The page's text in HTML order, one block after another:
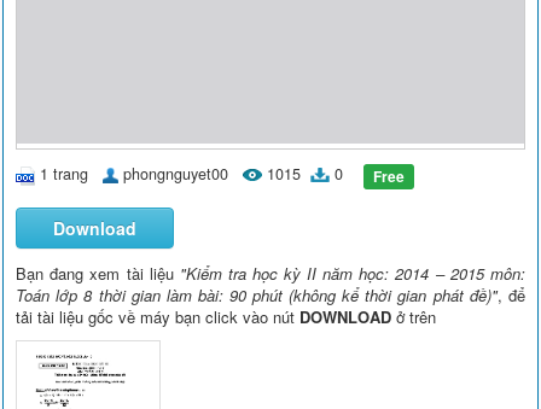
1 trang phongnguyet00 1015 0 Free
Download
Bạn đang xem tài liệu "Kiểm tra học kỳ II năm học: 2014 – 2015 môn:
Toán lớp 8 thời gian làm bài: 90 phút (không kể thời gian phát đề)", để
tải tài liệu gốc về máy bạn click vào nút DOWNLOAD ở trên